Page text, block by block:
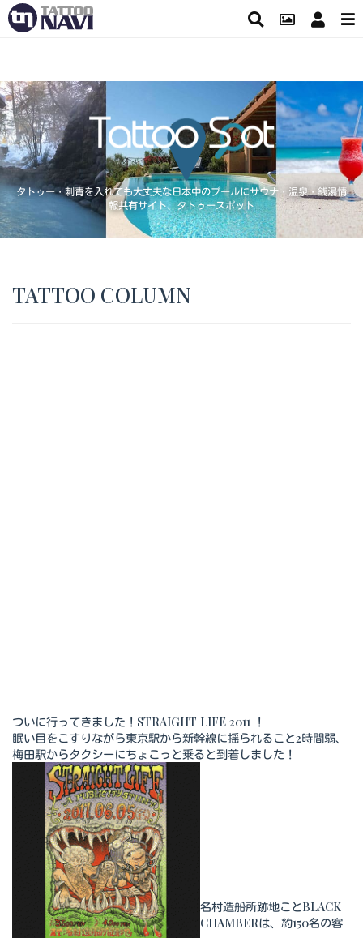
タトゥー・刺青を入れても大丈夫な日本中のプールにサウナ・温泉・銭湯情
報共有サイト、タトゥースポット
TATTOO COLUMN
ついに行ってきました！STRAIGHT LIFE 2011 ！
眠い目をこすりながら東京駅から新幹線に揺られること2時間弱、
梅田駅からタクシーにちょこっと乗ると到着しました！
名村造船所跡地ことBLACK
CHAMBERは、約150名の客